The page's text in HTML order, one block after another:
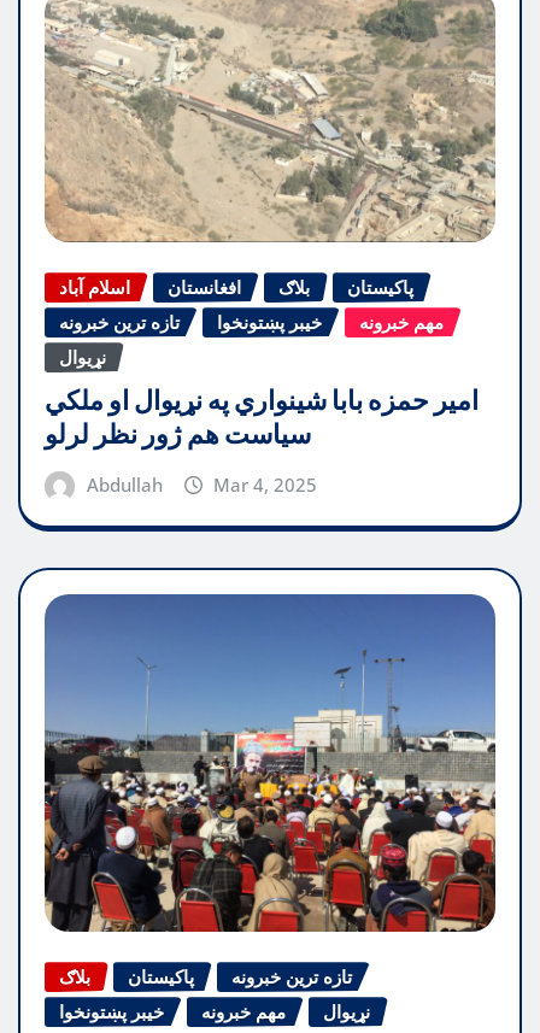
اسلام آباد افغانستان بلاګ
پاکیستان
تازه ترین خبرونه
خیبر پښتونخوا
مهم خبرونه
نړیوال
امیر حمزه بابا شینواري په نړیوال او ملکي
سیاست هم ژور نظر لرلو
Abdullah Mar 4, 2025
بلاګ پاکیستان
تازه ترین خبرونه
خیبر پښتونخوا
مهم خبرونه نړیوال